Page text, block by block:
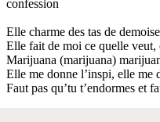
confession
Elle charme des tas de
Elle fait de moi ce quelle veut,
Marijuana (marijuana)
Elle me donne l’inspi, elle me
Faut pas qu’tu t’endormes et